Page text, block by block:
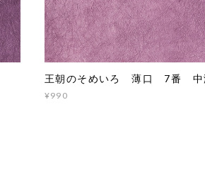
王朝のそめいろ 薄口 7番 中
¥990